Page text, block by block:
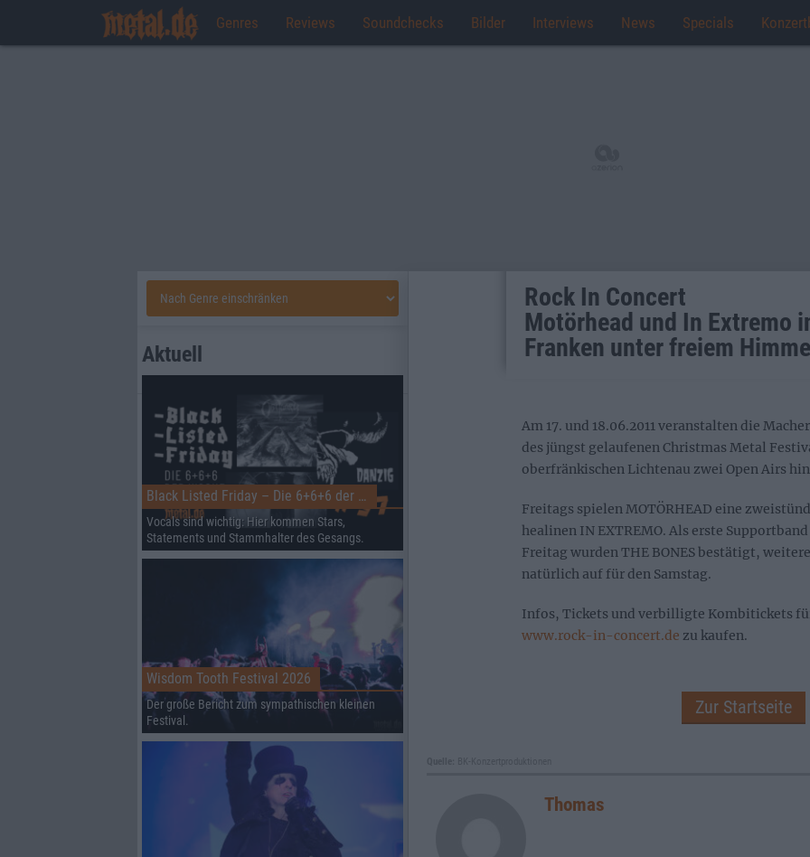
Genres Reviews Soundchecks Bilder Interviews News Specials
Rock In Concert
Motörhead und In Extremo
Franken unter freiem
Am 17. und 18.06.2011 veranstalten die
des jüngst gelaufenen Christmas Metal
oberfränkischen Lichtenau zwei Open Airs
Freitags spielen MOTÖRHEAD eine
healinen IN EXTREMO. Als erste
Freitag wurden THE BONES bestätigt,
natürlich auf für den Samstag.
Infos, Tickets und verbilligte Kombitickets
www.rock-in-concert.de zu kaufen.
Zur Startseite
Thomas
Aktuell
Black Listed Friday – Die 6+6+6 der Woche
Vocals sind wichtig: Hier kommen Stars,
Statements und Stammhalter des Gesangs.
Wisdom Tooth Festival 2026
Der große Bericht zum sympathischen kleinen
Festival.